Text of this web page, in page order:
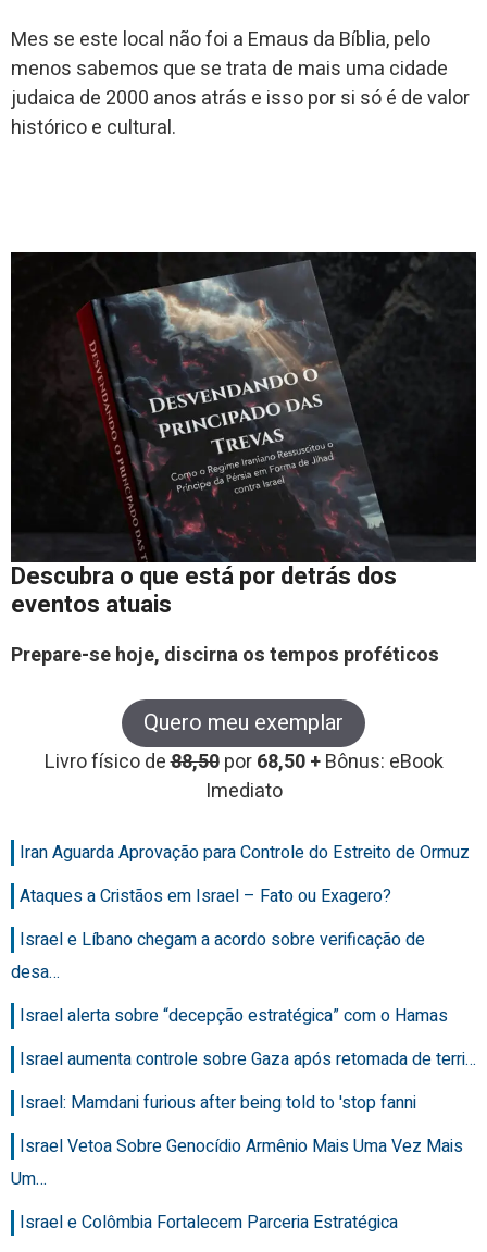
Mes se este local não foi a Emaus da Bíblia, pelo
menos sabemos que se trata de mais uma cidade
judaica de 2000 anos atrás e isso por si só é de valor
histórico e cultural.
Descubra o que está por detrás dos
eventos atuais
Prepare-se hoje, discirna os tempos proféticos
Quero meu exemplar
Livro físico de88,50 por68,50 +Bônus: eBook
Imediato
Iran Aguarda Aprovação para Controle do Estreito de Ormuz
Ataques a Cristãos em Israel – Fato ou Exagero?
Israel e Líbano chegam a acordo sobre verificação de
desa…
Israel alerta sobre “decepção estratégica” com o Hamas
Israel aumenta controle sobre Gaza após retomada de terri…
Israel: Mamdani furious after being told to 'stop fanni
Israel Vetoa Sobre Genocídio Armênio Mais Uma Vez Mais
Um…
Israel e Colômbia Fortalecem Parceria Estratégica